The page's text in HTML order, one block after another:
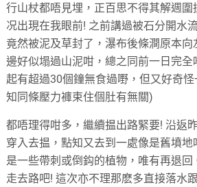
行山杖都唔見埋，正百思不得其解週
况出現在我眼前! 之前講過被石分開水
竟然被泥及草封了，瀑布後條澗原本向
邊好似塌過山泥咁，總之同前一日完全
起有超過30個鐘無食過嘢，但又好奇
知同條壓力褲束住個肚有無關)
都唔理得咁多，繼續揾出路緊要! 沿返
穿入去揾，點知又去到一處像是舊墳
是一些帶刺或倒鈎的植物，唯有再退
走去路吧! 這次亦不理那麽多直接落水